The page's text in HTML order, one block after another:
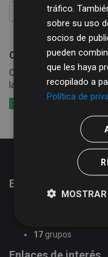
FILTRAR RESULTADOS
Consumo de agua,
Consumo de agua por
la tasa de agua
XLSX
Estadísticas del
17 grupos
tráfico.
sobre su uso
socios de
pueden
que les haya
recopilado a
Política de